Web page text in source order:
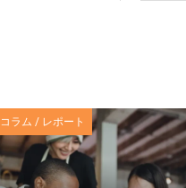
コラム / レポート